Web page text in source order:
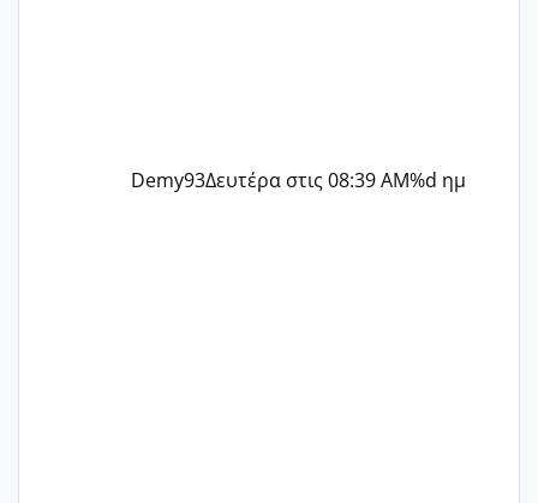
Demy93Δευτέρα στις 08:39 AM%d ημ